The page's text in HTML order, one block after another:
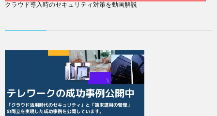
クラウド導入時のセキュリティ対策を動画解説